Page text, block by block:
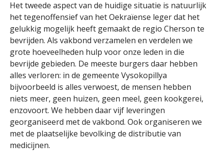
Het tweede aspect van de huidige situatie is natuurlijk
het tegenoffensief van het Oekraïense leger dat het
gelukkig mogelijk heeft gemaakt de regio Cherson te
bevrijden. Als vakbond verzamelen en verdelen we
grote hoeveelheden hulp voor onze leden in die
bevrijde gebieden. De meeste burgers daar hebben
alles verloren: in de gemeente Vysokopillya
bijvoorbeeld is alles verwoest, de mensen hebben
niets meer, geen huizen, geen meel, geen kookgerei,
enzovoort. We hebben daar vijf leveringen
georganiseerd met de vakbond. Ook organiseren we
met de plaatselijke bevolking de distributie van
medicijnen.